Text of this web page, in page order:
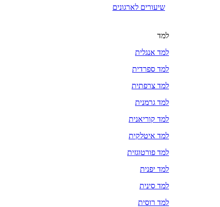
שיעורים לארגונים
למד
למד אנגלית
למד ספרדית
למד צרפתית
למד גרמנית
למד קוריאנית
למד איטלקית
למד פורטוגזית
למד יפנית
למד סינית
למד רוסית